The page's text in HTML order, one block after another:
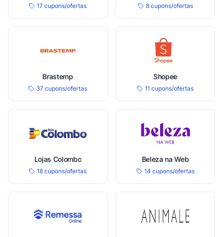
17 cupons/ofertas 8 cupons/ofertas
Brastemp
37 cupons/ofertas
Shopee
11 cupons/ofertas
Lojas Colombo
18 cupons/ofertas
Beleza na Web
14 cupons/ofertas